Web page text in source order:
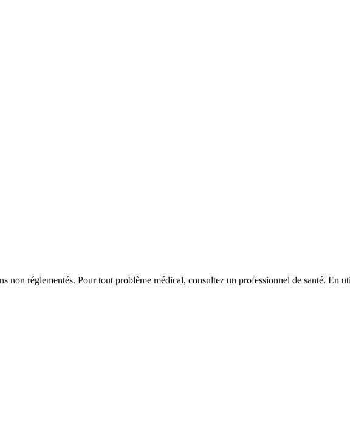
non réglementés. Pour tout problème médical, consultez un professionnel de santé. En